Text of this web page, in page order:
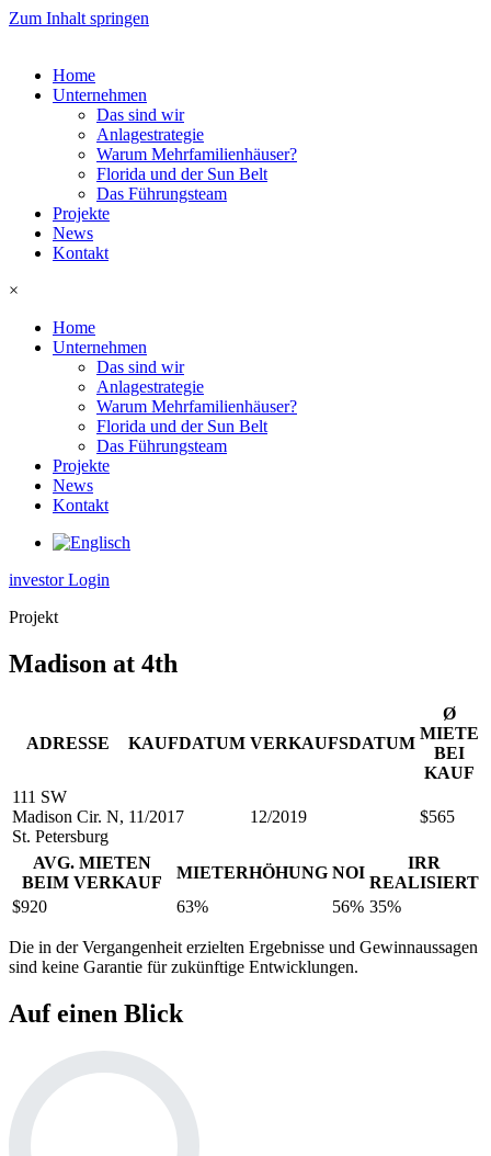
Zum Inhalt springen
Home
Unternehmen
Das sind wir
Anlagestrategie
Warum Mehrfamilienhäuser?
Florida und der Sun Belt
Das Führungsteam
Projekte
News
Kontakt
×
Home
Unternehmen
Das sind wir
Anlagestrategie
Warum Mehrfamilienhäuser?
Florida und der Sun Belt
Das Führungsteam
Projekte
News
Kontakt
investor Login
Projekt
Madison at 4th
ADRESSE KAUFDATUM VERKAUFSDATUM
Ø
MIETE
BEI
KAUF
111 SW
Madison Cir. N,
St. Petersburg
11/2017 12/2019 $565
AVG. MIETEN
BEIM VERKAUF
MIETERHÖHUNG NOI
IRR
REALISIERT
$920
63% 56% 35%
Die in der Vergangenheit erzielten Ergebnisse und Gewinnaussagen
sind keine Garantie für zukünftige Entwicklungen.
Auf einen Blick